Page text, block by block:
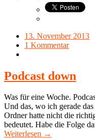
13. November 2013
1 Kommentar
Podcast down
Was für eine Woche.
Und das, wo ich gerade
Ordner hatte nicht die
bedeutet. Habe die Folge
Weiterlesen →